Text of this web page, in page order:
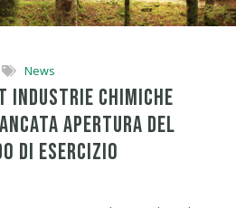
News
INDUSTRIE CHIMICHE
APERTURA DEL
DI ESERCIZIO